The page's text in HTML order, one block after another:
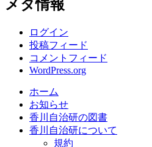
メタ情報
ログイン
投稿フィード
コメントフィード
WordPress.org
ホーム
お知らせ
香川自治研の図書
香川自治研について
規約